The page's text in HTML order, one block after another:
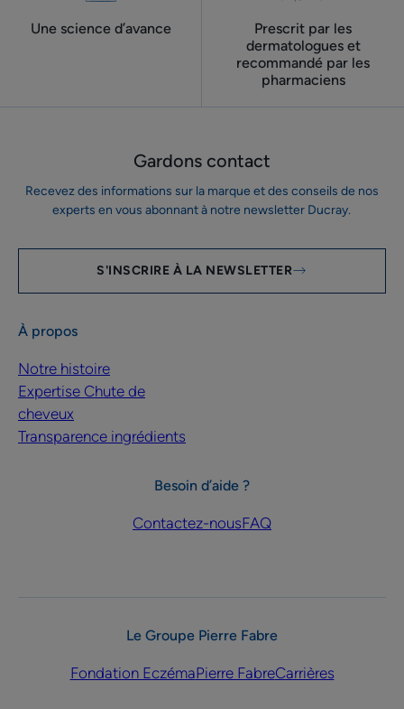
Une science d’avance
Prescrit par les
dermatologues ​et
recommandé par les
pharmaciens
Gardons contact
Recevez des informations sur la marque et des conseils de nos
experts en vous abonnant à notre newsletter Ducray.
S'INSCRIRE À LA NEWSLETTER
À propos
Notre histoire
Expertise Chute de
cheveux
Transparence ingrédients
Besoin d’aide ?
Contactez-nousFAQ
Le Groupe Pierre Fabre
Fondation EczémaPierre FabreCarrières